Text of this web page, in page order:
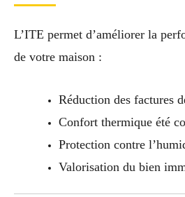
L’ITE permet d’améliorer la
de votre maison :
Réduction des factures
Confort thermique été
Protection contre
Valorisation du bien